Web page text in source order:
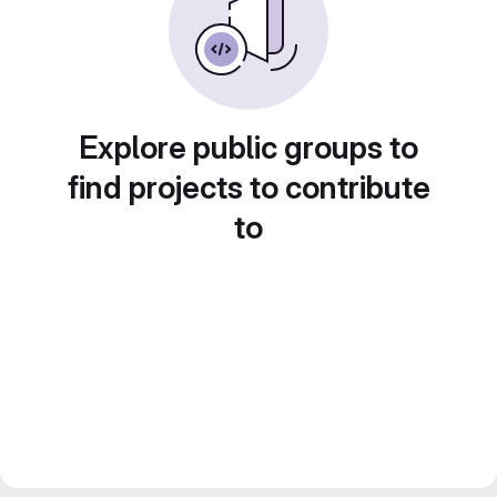
Explore public groups to
find projects to contribute
to